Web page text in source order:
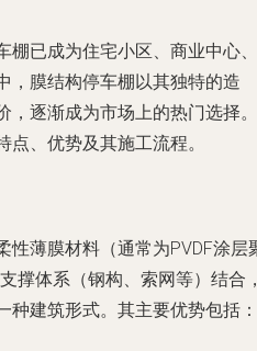
棚已成为住宅小区、商业中心、
，膜结构停车棚以其独特的造
，逐渐成为市场上的热门选择。
、优势及其施工流程。
性薄膜材料（通常为PVDF涂层
撑体系（钢构、索网等）结合
种建筑形式。其主要优势包括：